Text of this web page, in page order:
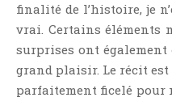
Wish-List
finalité de l’histoire, je
vrai. Certains éléments
surprises ont également
grand plaisir. Le récit
parfaitement ficelé pour